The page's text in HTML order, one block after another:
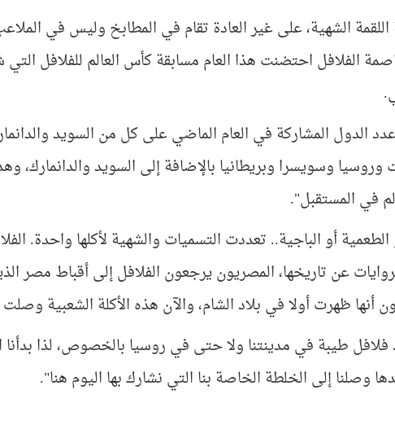
اللقمة الشهية، على غير العادة تقام في المطابخ وليس في
الدول المشاركة في العام الماضي على كل من السويد
وسويسرا وبريطانيا بالإضافة إلى السويد والدانمارك،
في المستقبل".
الطعمية أو الباجية.. تعددت التسميات والشهية لأكلها واحدة.
عن تاريخها، المصريون يرجعون الفلافل إلى أقباط مصر
أنها ظهرت أولا في بلاد الشام، والآن هذه الأكلة الشعبية وصلت
فلافل طيبة في مدينتنا ولا حتى في روسيا بالخصوص، لذا
وصلنا إلى الخلطة الخاصة بنا التي نشارك بها اليوم هنا".